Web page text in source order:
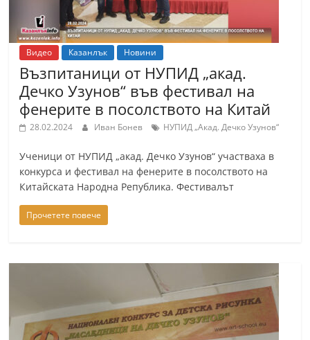
Видео Казанлък Новини
Възпитаници от НУПИД „акад.
Дечко Узунов“ във фестивал на
фенерите в посолството на Китай
28.02.2024 Иван Бонев НУПИД „Акад. Дечко Узунов“
Ученици от НУПИД „акад. Дечко Узунов“ участваха в
конкурса и фестивал на фенерите в посолството на
Китайската Народна Република. Фестивалът
Прочетете повече